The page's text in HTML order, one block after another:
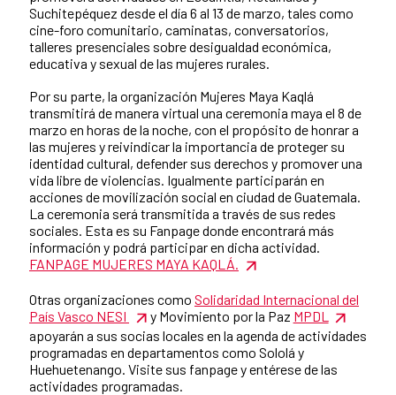
Suchitepéquez desde el día 6 al 13 de marzo, tales como
cine-foro comunitario, caminatas, conversatorios,
talleres presenciales sobre desigualdad económica,
educativa y sexual de las mujeres rurales.
Por su parte, la organización Mujeres Maya Kaqlá
transmitirá de manera virtual una ceremonia maya el 8 de
marzo en horas de la noche, con el propósito de honrar a
las mujeres y reivindicar la importancia de proteger su
identidad cultural, defender sus derechos y promover una
vida libre de violencias. Igualmente participarán en
acciones de movilización social en ciudad de Guatemala.
La ceremonia será transmitida a través de sus redes
sociales. Esta es su Fanpage donde encontrará más
información y podrá participar en dicha actividad.
FANPAGE MUJERES MAYA KAQLÁ.
Otras organizaciones como Solidaridad Internacional del
País Vasco NESI
y Movimiento por la Paz MPDL
apoyarán a sus socias locales en la agenda de actividades
programadas en departamentos como Sololá y
Huehuetenango. Visite sus fanpage y entérese de las
actividades programadas.